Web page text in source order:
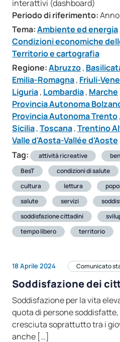
interattivi (dashboard)
Periodo di riferimento:
Tema:Ambiente ed energia
Condizioni economiche
Territorio e cartografia
Regione:Abruzzo,
Emilia-Romagna, Friuli-
Liguria, Lombardia, Marche
Provincia Autonoma
Provincia Autonoma Trento,
Sicilia,Toscana,Trentino
Valle d'Aosta-Vallée d'Aoste
Tag:
attività ricreative
BesT
condizioni di salute
cultura
lettura
salute
servizi
soddisfazione cittadini
tempo libero
territorio
18 Aprile 2024 Comunicato
Soddisfazione dei
Soddisfazione per la vita
quota di persone
cresciuta soprattutto tra i
anche […]